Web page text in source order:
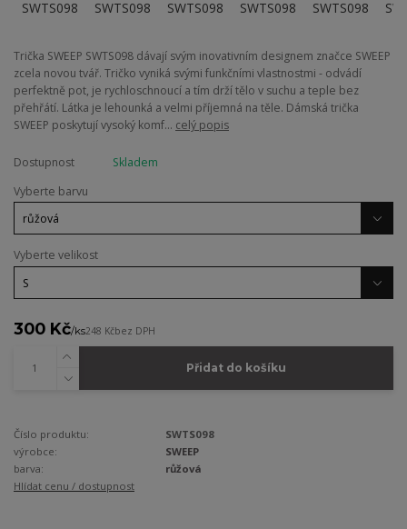
Trička SWEEP SWTS098 dávají svým inovativním designem značce SWEEP
zcela novou tvář. Tričko vyniká svými funkčními vlastnostmi - odvádí
perfektně pot, je rychloschnoucí a tím drží tělo v suchu a teple bez
přehřátí. Látka je lehounká a velmi příjemná na těle. Dámská trička
SWEEP poskytují vysoký komf... celý popis
Dostupnost
Skladem
Vyberte barvu
Vyberte velikost
300 Kč/ks248 Kčbez DPH
Přidat do košíku
Číslo produktu:
SWTS098
výrobce:
SWEEP
barva:
růžová
Hlídat cenu / dostupnost